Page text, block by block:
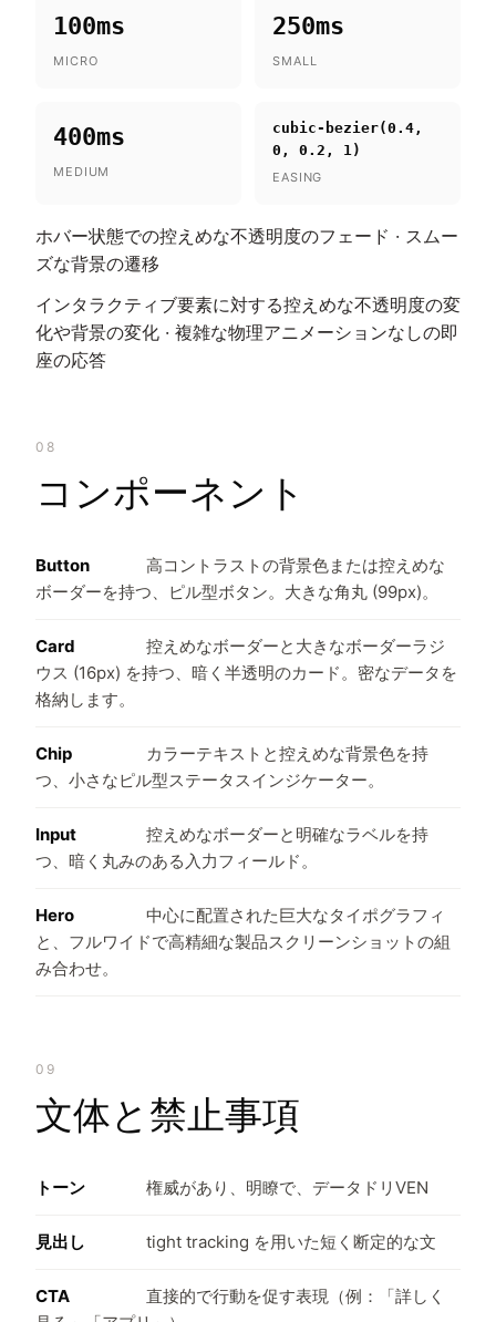
100ms
MICRO
250ms
SMALL
400ms
MEDIUM
cubic-bezier(0.4,
0, 0.2, 1)
EASING
ホバー状態での控えめな不透明度のフェード · スムー
ズな背景の遷移
インタラクティブ要素に対する控えめな不透明度の変
化や背景の変化 · 複雑な物理アニメーションなしの即
座の応答
08
コンポーネント
Button
高コントラストの背景色または控えめな
ボーダーを持つ、ピル型ボタン。大きな角丸 (99px)。
Card
控えめなボーダーと大きなボーダーラジ
ウス (16px) を持つ、暗く半透明のカード。密なデータを
格納します。
Chip
カラーテキストと控えめな背景色を持
つ、小さなピル型ステータスインジケーター。
Input
控えめなボーダーと明確なラベルを持
つ、暗く丸みのある入力フィールド。
Hero
中心に配置された巨大なタイポグラフィ
と、フルワイドで高精細な製品スクリーンショットの組
み合わせ。
09
文体と禁止事項
トーン 権威があり、明瞭で、データドリVEN
見出し tight tracking を用いた短く断定的な文
CTA
直接的で行動を促す表現（例：「詳しく